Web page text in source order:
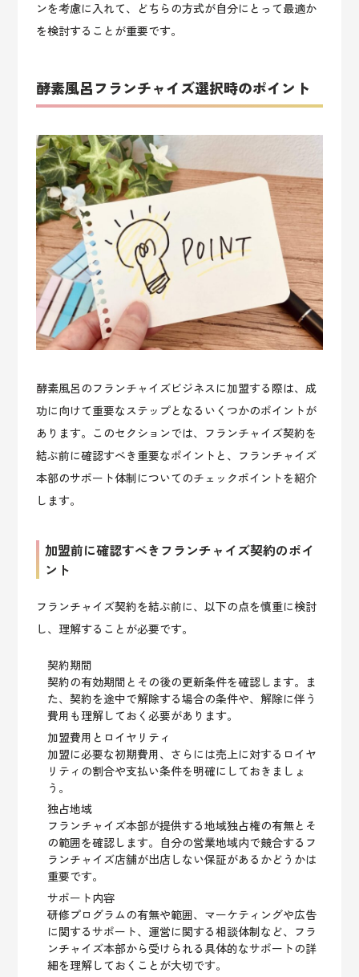
ンを考慮に入れて、どちらの方式が自分にとって最適か
を検討することが重要です。
酵素風呂フランチャイズ選択時のポイント
酵素風呂のフランチャイズビジネスに加盟する際は、成
功に向けて重要なステップとなるいくつかのポイントが
あります。このセクションでは、フランチャイズ契約を
結ぶ前に確認すべき重要なポイントと、フランチャイズ
本部のサポート体制についてのチェックポイントを紹介
します。
加盟前に確認すべきフランチャイズ契約のポイ
ント
フランチャイズ契約を結ぶ前に、以下の点を慎重に検討
し、理解することが必要です。
契約期間
契約の有効期間とその後の更新条件を確認します。ま
た、契約を途中で解除する場合の条件や、解除に伴う
費用も理解しておく必要があります。
加盟費用とロイヤリティ
加盟に必要な初期費用、さらには売上に対するロイヤ
リティの割合や支払い条件を明確にしておきましょ
う。
独占地域
フランチャイズ本部が提供する地域独占権の有無とそ
の範囲を確認します。自分の営業地域内で競合するフ
ランチャイズ店舗が出店しない保証があるかどうかは
重要です。
サポート内容
研修プログラムの有無や範囲、マーケティングや広告
に関するサポート、運営に関する相談体制など、フラ
ンチャイズ本部から受けられる具体的なサポートの詳
細を理解しておくことが大切です。